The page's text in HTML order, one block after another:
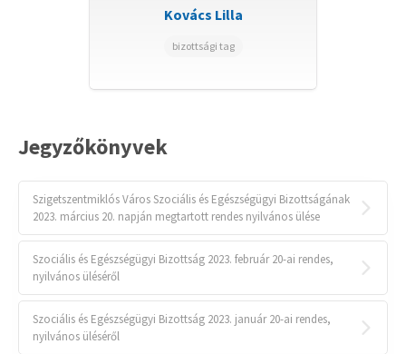
Kovács Lilla
bizottsági tag
Jegyzőkönyvek
Szigetszentmiklós Város Szociális és Egészségügyi Bizottságának
2023. március 20. napján megtartott rendes nyilvános ülése
Szociális és Egészségügyi Bizottság 2023. február 20-ai rendes,
nyilvános üléséről
Szociális és Egészségügyi Bizottság 2023. január 20-ai rendes,
nyilvános üléséről